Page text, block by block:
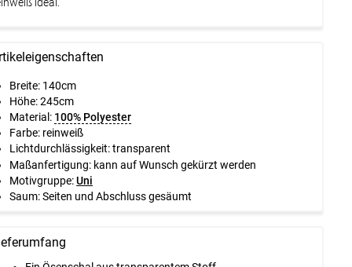
Breite: 140cm
Höhe: 245cm
Material: 100% Polyester
Farbe: reinweiß
Lichtdurchlässigkeit: transparent
Maßanfertigung: kann auf Wunsch gekürzt werden
Motivgruppe:Uni
Saum: Seiten und Abschluss gesäumt